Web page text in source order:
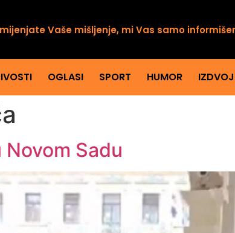
Vaše mišljenje, mi Vas samo
OGLASI SPORT HUMOR
Sadu